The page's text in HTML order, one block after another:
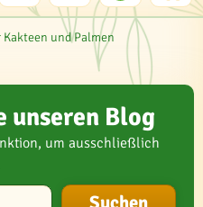
und Palmen
unseren Blog
um ausschließlich